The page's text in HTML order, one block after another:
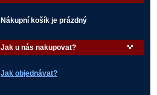
Nákupní košík je prázdný
Jak u nás nakupovat?
Jak objednávat?